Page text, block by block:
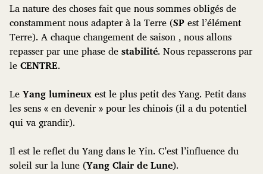
La nature des choses fait que nous sommes obligés de
constamment nous adapter à la Terre (SPest l’élément
Terre). A chaque changement de saison , nous allons
repasser par une phase destabilité. Nous repasserons par
leCENTRE.
LeYang lumineuxest le plus petit des Yang. Petit dans
les sens « en devenir » pour les chinois (il a du potentiel
qui va grandir).
Il est le reflet du Yang dans le Yin. C’est l’influence du
soleil sur la lune (Yang Clair de Lune).